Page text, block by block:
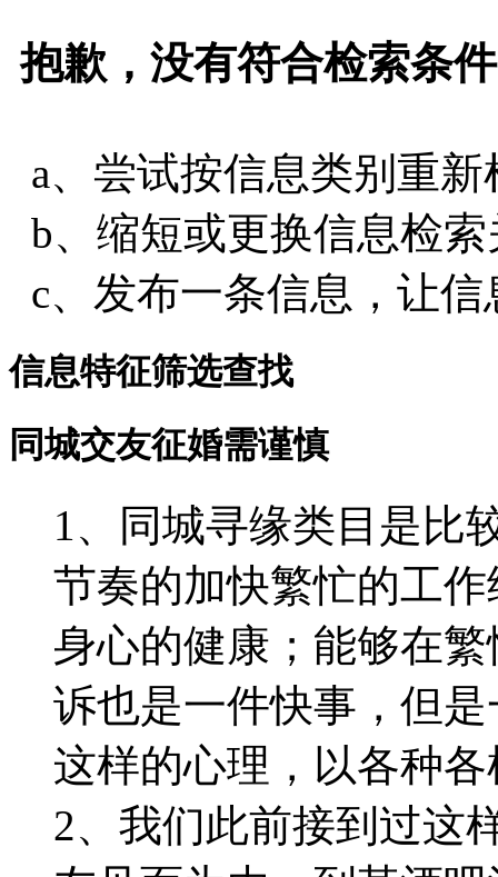
抱歉，没有符合检索条
a、尝试按信息类别重
b、缩短或更换信息检
c、发布一条信息，让
信息特征筛选查找
同城交友征婚需谨慎
1、同城寻缘类目是比
节奏的加快繁忙的工
身心的健康；能够在
诉也是一件快事，但
这样的心理，以各种
2、我们此前接到过这